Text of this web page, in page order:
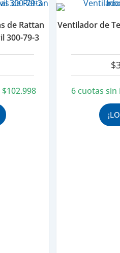
de Rattan
300-79-3
$102.998
Ventilador de
$
6 cuotas